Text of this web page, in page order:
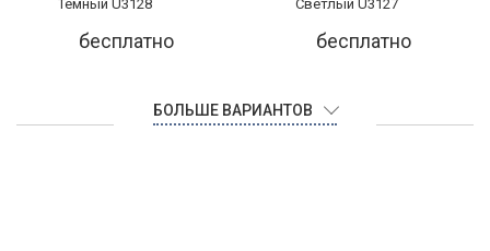
бесплатно бесплатно
БОЛЬШЕ ВАРИАНТОВ